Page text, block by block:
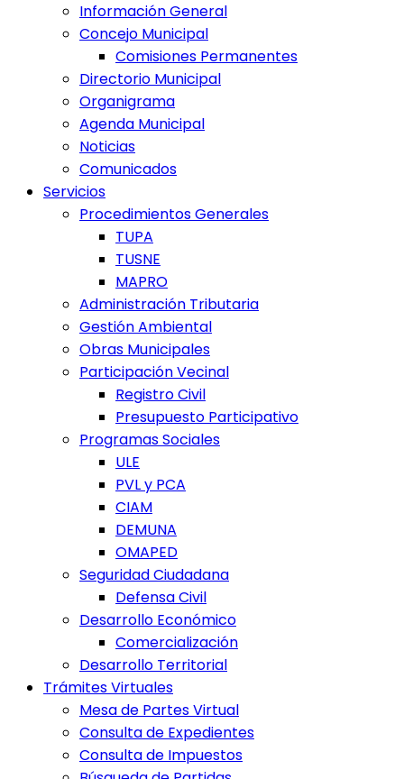
Información General
Concejo Municipal
Comisiones Permanentes
Directorio Municipal
Organigrama
Agenda Municipal
Noticias
Comunicados
Servicios
Procedimientos Generales
TUPA
TUSNE
MAPRO
Administración Tributaria
Gestión Ambiental
Obras Municipales
Participación Vecinal
Registro Civil
Presupuesto Participativo
Programas Sociales
ULE
PVL y PCA
CIAM
DEMUNA
OMAPED
Seguridad Ciudadana
Defensa Civil
Desarrollo Económico
Comercialización
Desarrollo Territorial
Trámites Virtuales
Mesa de Partes Virtual
Consulta de Expedientes
Consulta de Impuestos